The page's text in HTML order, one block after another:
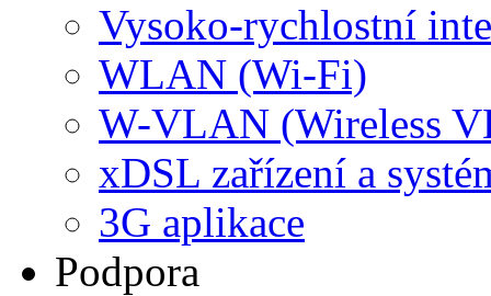
Vysoko-rychlostní
WLAN (Wi-Fi)
W-VLAN (Wireless
xDSL zařízení a
3G aplikace
Podpora